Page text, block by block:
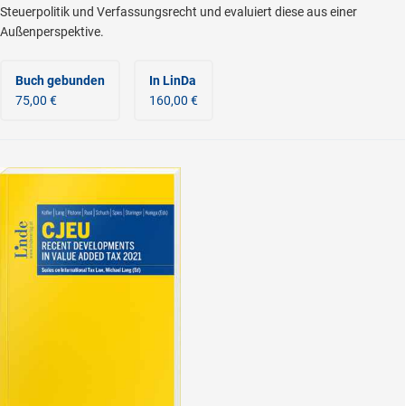
Steuerpolitik und Verfassungsrecht und evaluiert diese aus einer
Außenperspektive.
Buch gebunden
75,00 €
In LinDa
160,00 €